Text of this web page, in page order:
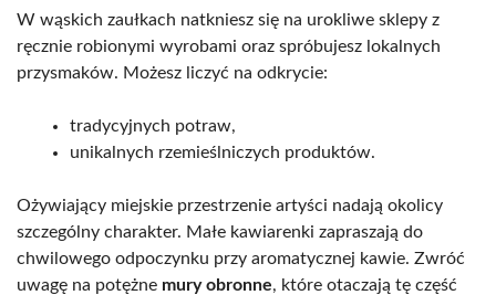
W wąskich zaułkach natkniesz się na urokliwe sklepy z
ręcznie robionymi wyrobami oraz spróbujesz lokalnych
przysmaków. Możesz liczyć na odkrycie:
tradycyjnych potraw,
unikalnych rzemieślniczych produktów.
Ożywiający miejskie przestrzenie artyści nadają okolicy
szczególny charakter. Małe kawiarenki zapraszają do
chwilowego odpoczynku przy aromatycznej kawie. Zwróć
uwagę na potężne mury obronne, które otaczają tę część